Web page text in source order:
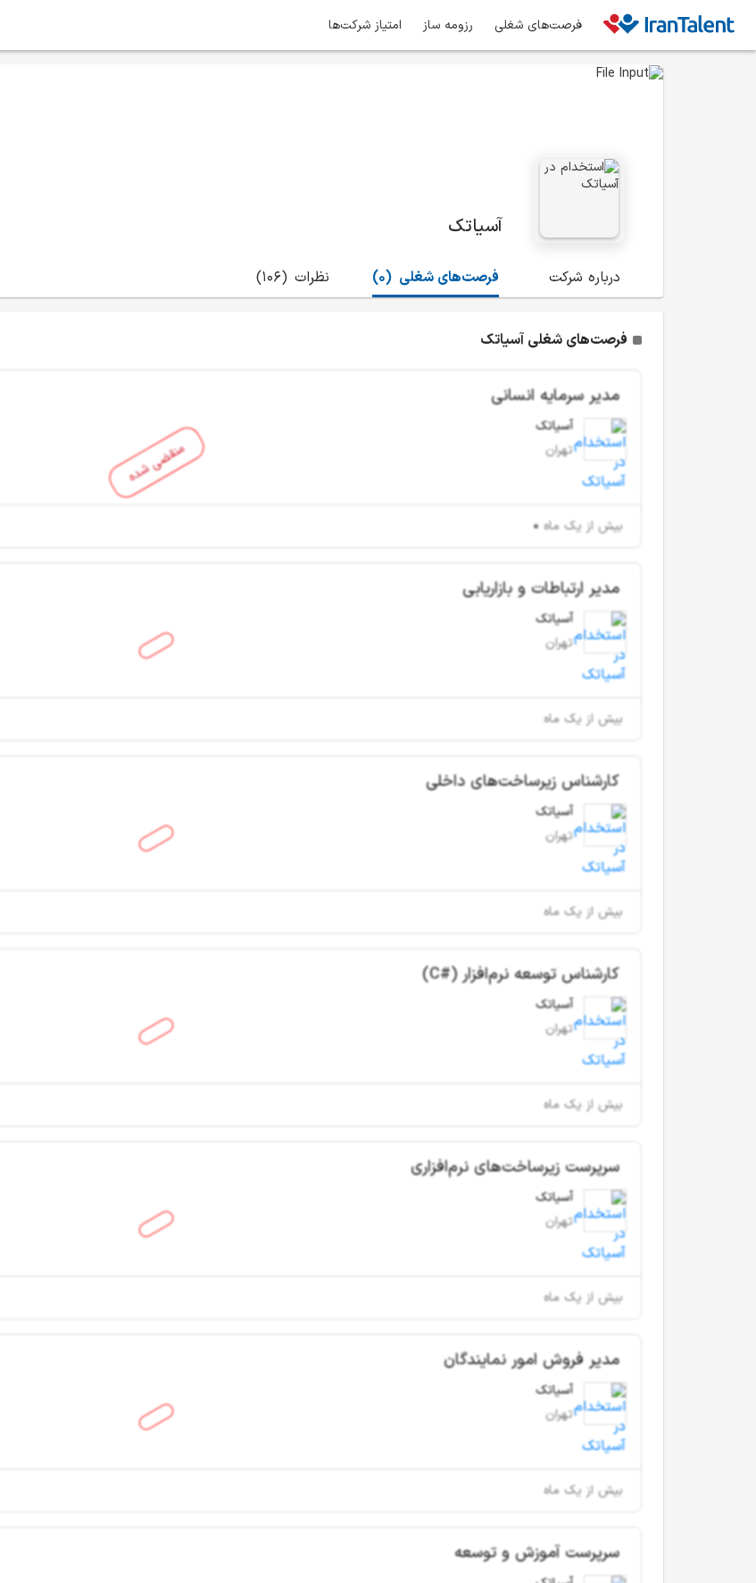
فرصت‌های شغلی رزومه ساز امتیاز شرکت‌ها
آسیاتک
درباره شرکت (0) فرصت‌های شغلی (106) نظرات
فرصت‌های شغلی آسیاتک
منقضی شده
مدیر سرمایه انسانی
آسیاتک
تهران
بیش از یک ماه
مدیر ارتباطات و بازاریابی
آسیاتک
تهران
بیش از یک ماه
کارشناس زیرساخت‌های داخلی
آسیاتک
تهران
بیش از یک ماه
کارشناس توسعه نرم‌افزار (#C)
آسیاتک
تهران
بیش از یک ماه
سرپرست زیرساخت‌های نرم‌افزاری
آسیاتک
تهران
بیش از یک ماه
مدیر فروش امور نمایندگان
آسیاتک
تهران
بیش از یک ماه
سرپرست آموزش و توسعه